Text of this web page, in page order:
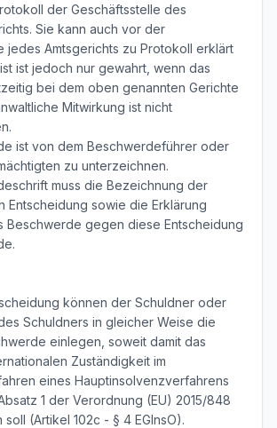
der Geschäftsstelle des
Sie kann auch vor der
jedes Amtsgerichts zu Protokoll erklärt
ist jedoch nur gewahrt, wenn das
bei dem oben genannten Gerichte
Mitwirkung ist nicht
ist von dem Beschwerdeführer oder
zu unterzeichnen.
muss die Bezeichnung der
Entscheidung sowie die Erklärung
Beschwerde gegen diese Entscheidung
können der Schuldner oder
Schuldners in gleicher Weise die
einlegen, soweit damit das
Zuständigkeit im
eines Hauptinsolvenzverfahrens
1 der Verordnung (EU) 2015/848
(Artikel 102c - § 4 EGInsO).